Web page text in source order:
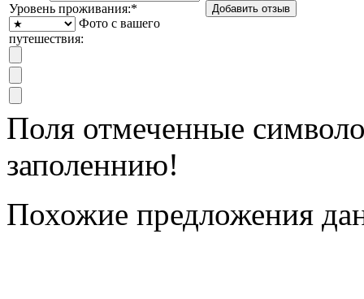
Уровень проживания:*
Фото с вашего
путешествия:
Поля отмеченные
заполеннию!
Похожие предложения